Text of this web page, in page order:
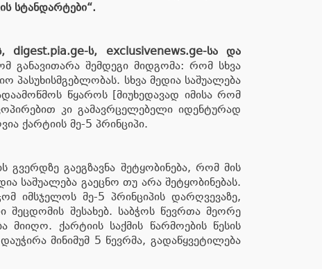
სტანდარტები“.
digest.pia.ge-ს, exclusivenews.ge-სა და
განავითარა შემდეგი მიდგომა: რომ სხვა
პასუხისმგებლობას. სხვა მედია საშუალება
წყაროს [მიუხედავად იმისა რომ
კი გამავრცელებელი იდენტურად
ქარტიის მე-5 პრინციპი.
გაეგზავნა შეტყობინება, რომ მის
საშუალება გაეცნო თუ არა შეტყობინებას.
იმსჯელოს მე-5 პრინციპის დარღვევაზე,
შეცდომის შესახებ. საბჭოს წევრთა მეორე
ქარტიის საქმის წარმოების წესის
მინიმუმ 5 წევრმა, გადაწყვეტილება